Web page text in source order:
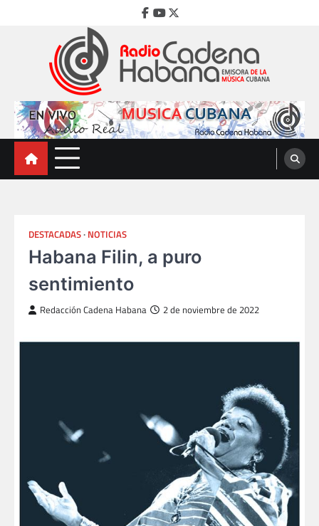
Facebook
Youtube
Twitter
Radio Cadena Habana
Emisora de la Música Cubana
DESTACADAS NOTICIAS
Habana Filin, a puro
sentimiento
Redacción Cadena Habana 2 de noviembre de 2022